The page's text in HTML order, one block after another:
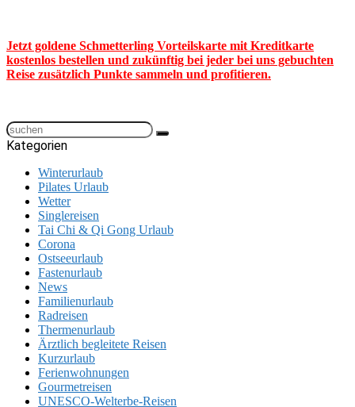
Jetzt goldene Schmetterling Vorteilskarte mit Kreditkarte
kostenlos bestellen und zukünftig bei jeder bei uns gebuchten
Reise zusätzlich Punkte sammeln und profitieren.
Kategorien
Winterurlaub
Pilates Urlaub
Wetter
Singlereisen
Tai Chi & Qi Gong Urlaub
Corona
Ostseeurlaub
Fastenurlaub
News
Familienurlaub
Radreisen
Thermenurlaub
Ärztlich begleitete Reisen
Kurzurlaub
Ferienwohnungen
Gourmetreisen
UNESCO-Welterbe-Reisen